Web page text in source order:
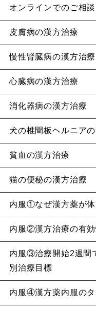
オンラインでのご相談
皮膚病の漢方治療
慢性腎臓病の漢方治療
心臓病の漢方治療
消化器病の漢方治療
犬の椎間板ヘルニア
貧血の漢方治療
猫の便秘の漢方治療
内服①なぜ漢方薬が体
内服②漢方治療の有
内服③治療開始2週間
別治療目標
内服④漢方薬内服の